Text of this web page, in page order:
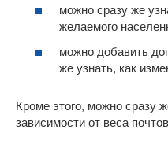
можно сразу же
желаемого
можно добавить
же узнать, как
Кроме этого, можно сразу
зависимости от веса